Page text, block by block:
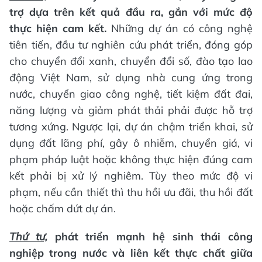
trợ dựa trên kết quả đầu ra, gắn với mức độ
thực hiện cam kết. Những dự án có công nghệ
tiên tiến, đầu tư nghiên cứu phát triển, đóng góp
cho chuyển đổi xanh, chuyển đổi số, đào tạo lao
động Việt Nam, sử dụng nhà cung ứng trong
nước, chuyển giao công nghệ, tiết kiệm đất đai,
năng lượng và giảm phát thải phải được hỗ trợ
tương xứng. Ngược lại, dự án chậm triển khai, sử
dụng đất lãng phí, gây ô nhiễm, chuyển giá, vi
phạm pháp luật hoặc không thực hiện đúng cam
kết phải bị xử lý nghiêm. Tùy theo mức độ vi
phạm, nếu cần thiết thì thu hồi ưu đãi, thu hồi đất
hoặc chấm dứt dự án.
Thứ tư,phát triển mạnh hệ sinh thái công
nghiệp trong nước và liên kết thực chất giữa